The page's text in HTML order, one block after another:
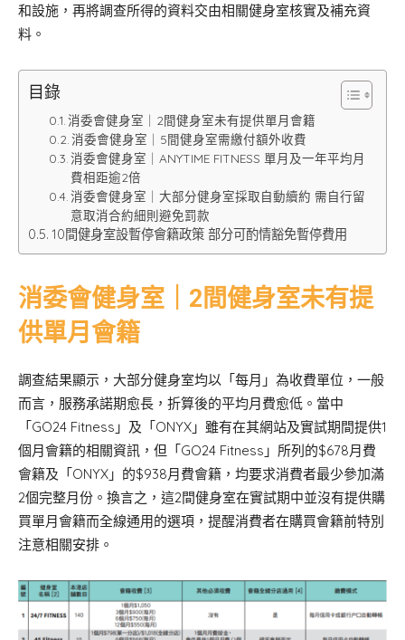
和設施，再將調查所得的資料交由相關健身室核實及補充資
料。
目錄
消委會健身室｜2間健身室未有提供單月會籍
消委會健身室｜5間健身室需繳付額外收費
消委會健身室｜ANYTIME FITNESS 單月及一年平均月
費相距逾2倍
消委會健身室｜大部分健身室採取自動續約 需自行留
意取消合約細則避免罰款
10間健身室設暫停會籍政策 部分可酌情豁免暫停費用
消委會健身室｜2間健身室未有提
供單月會籍
調查結果顯示，大部分健身室均以「每月」為收費單位，一般
而言，服務承諾期愈長，折算後的平均月費愈低。當中
「GO24 Fitness」及「ONYX」雖有在其網站及實試期間提供1
個月會籍的相關資訊，但「GO24 Fitness」所列的$678月費
會籍及「ONYX」的$938月費會籍，均要求消費者最少參加滿
2個完整月份。換言之，這2間健身室在實試期中並沒有提供購
買單月會籍而全線通用的選項，提醒消費者在購買會籍前特別
注意相關安排。